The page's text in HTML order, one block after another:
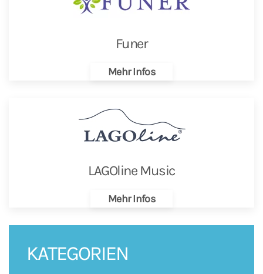
Funer
Mehr Infos
LAGOline Music
Mehr Infos
KATEGORIEN